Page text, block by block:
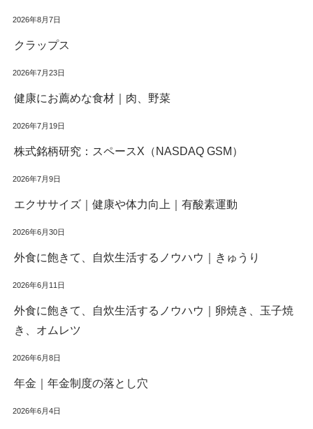
2026年8月7日
クラップス
2026年7月23日
健康にお薦めな食材｜肉、野菜
2026年7月19日
株式銘柄研究：スペースX（NASDAQ GSM）
2026年7月9日
エクササイズ｜健康や体力向上｜有酸素運動
2026年6月30日
外食に飽きて、自炊生活するノウハウ｜きゅうり
2026年6月11日
外食に飽きて、自炊生活するノウハウ｜卵焼き、玉子焼
き、オムレツ
2026年6月8日
年金｜年金制度の落とし穴
2026年6月4日